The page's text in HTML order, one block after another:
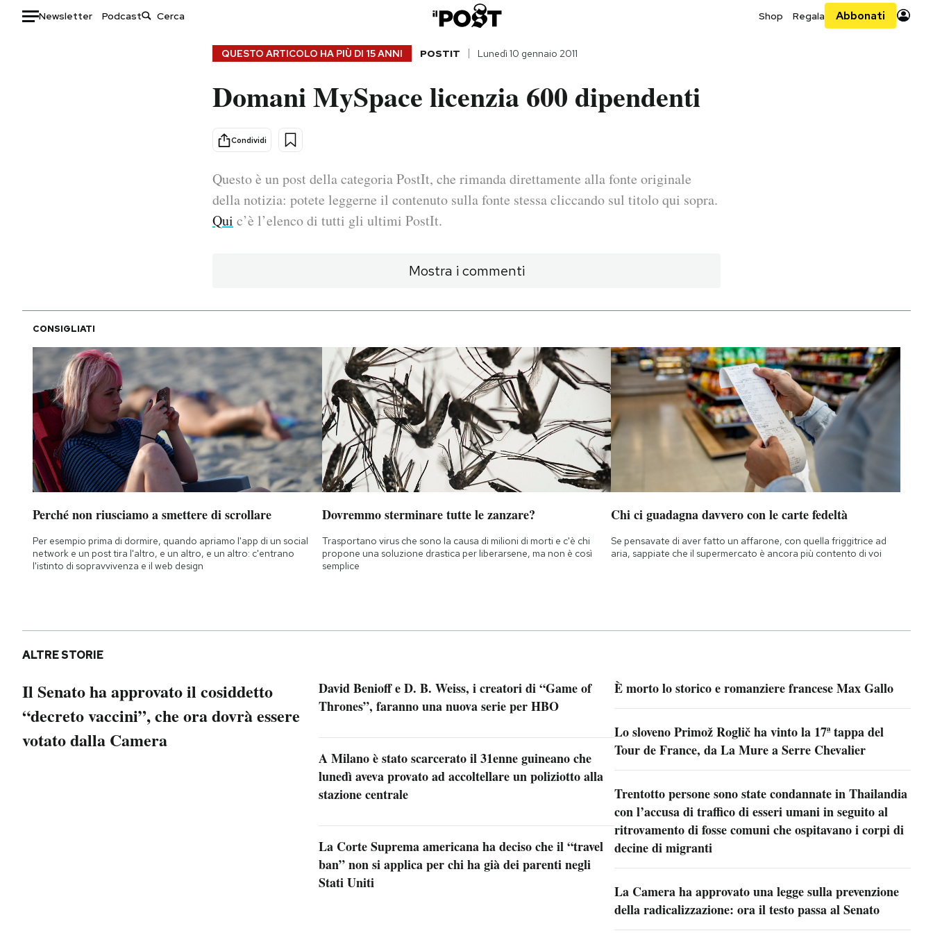
Newsletter Podcast Shop Regala Abbonati
Consumismi
Storie/Idee
Ok Boomer!
NEWSLETTER
I MIEI PREFERITI
SHOP
CALENDARIO
AREA PERSONALE
Notifiche mobile
Regala il Post
Esci
QUESTO ARTICOLO HA PIÙ DI 15 ANNI POSTIT Lunedì 10 gennaio 2011
Domani MySpace licenzia 600 dipendenti
Condividi
Questo è un post della categoria PostIt, che rimanda direttamente alla fonte originale
della notizia: potete leggerne il contenuto sulla fonte stessa cliccando sul titolo qui sopra.
Qui c’è l’elenco di tutti gli ultimi PostIt.
Mostra i commenti
CONSIGLIATI
Perché non riusciamo a smettere di scrollare
Per esempio prima di dormire, quando apriamo l'app di un social
network e un post tira l'altro, e un altro, e un altro: c'entrano
l'istinto di sopravvivenza e il web design
Dovremmo sterminare tutte le zanzare?
Trasportano virus che sono la causa di milioni di morti e c'è chi
propone una soluzione drastica per liberarsene, ma non è così
semplice
Chi ci guadagna davvero con le carte fedeltà
Se pensavate di aver fatto un affarone, con quella friggitrice ad
aria, sappiate che il supermercato è ancora più contento di voi
ALTRE STORIE
Il Senato ha approvato il cosiddetto
“decreto vaccini”, che ora dovrà essere
votato dalla Camera
David Benioff e D. B. Weiss, i creatori di “Game of
Thrones”, faranno una nuova serie per HBO
A Milano è stato scarcerato il 31enne guineano che
lunedì aveva provato ad accoltellare un poliziotto alla
stazione centrale
La Corte Suprema americana ha deciso che il “travel
ban” non si applica per chi ha già dei parenti negli
Stati Uniti
È morto lo storico e romanziere francese Max Gallo
Lo sloveno Primož Roglič ha vinto la 17ª tappa del
Tour de France, da La Mure a Serre Chevalier
Trentotto persone sono state condannate in Thailandia
con l’accusa di traffico di esseri umani in seguito al
ritrovamento di fosse comuni che ospitavano i corpi di
decine di migranti
La Camera ha approvato una legge sulla prevenzione
della radicalizzazione: ora il testo passa al Senato